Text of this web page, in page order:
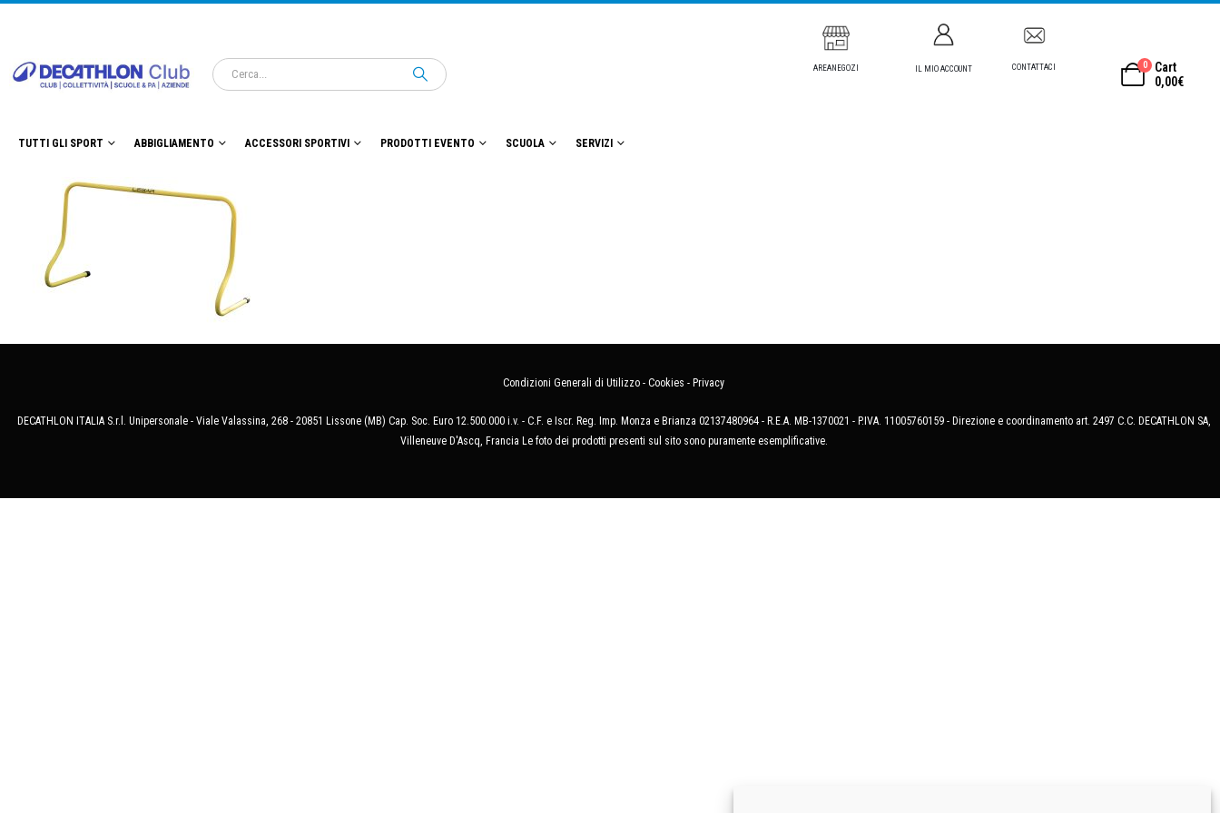
AREANEGOZI IL MIO ACCOUNT CONTATTACI 0
Cart
0,00€
TUTTI GLI SPORT ABBIGLIAMENTO ACCESSORI SPORTIVI PRODOTTI EVENTO SCUOLA SERVIZI
Condizioni Generali di Utilizzo - Cookies - Privacy
DECATHLON ITALIA S.r.l. Unipersonale - Viale Valassina, 268 - 20851 Lissone (MB) Cap. Soc. Euro 12.500.000 i.v. - C.F. e Iscr. Reg. Imp. Monza e Brianza 02137480964 - R.E.A. MB-1370021 - P.IVA. 11005760159 - Direzione e coordinamento art. 2497 C.C. DECATHLON SA,
Villeneuve D'Ascq, Francia Le foto dei prodotti presenti sul sito sono puramente esemplificative.